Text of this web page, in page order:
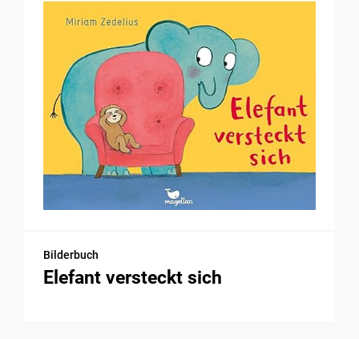
Bilderbuch
Elefant versteckt sich